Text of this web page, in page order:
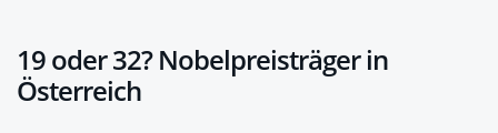
19 oder 32? Nobelpreisträger in
Österreich